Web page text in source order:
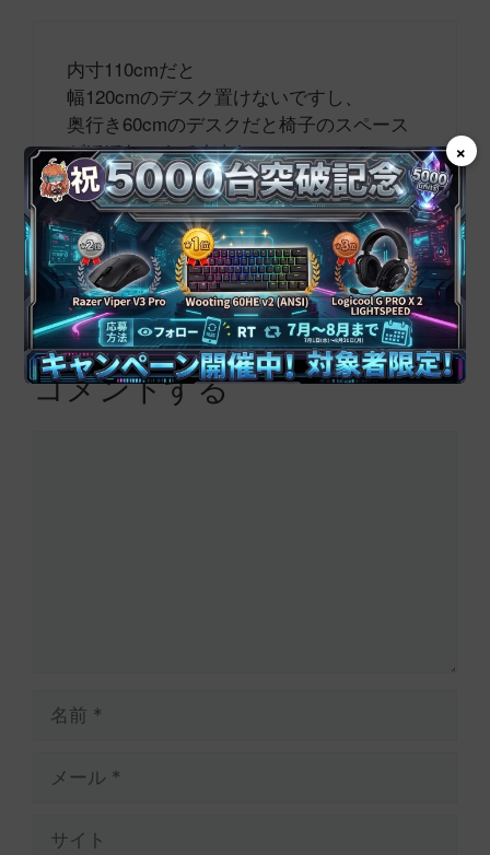
内寸110cmだと
幅120cmのデスク置けないですし、
奥行き60cmのデスクだと椅子のスペース
がほぼないんですよね。
DEKAが大きすぎなので、その中間の内寸
125とかあれば良いのに。
返信
コメントする
×